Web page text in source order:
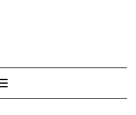
Cambiar modo de navegación